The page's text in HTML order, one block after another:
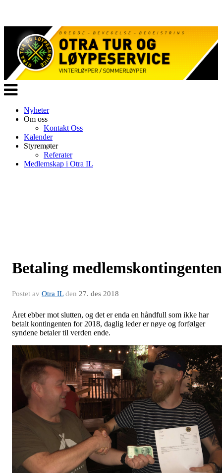
Veksle
navigasjon
Nyheter
Om oss
Kontakt Oss
Kalender
Styremøter
Referater
Medlemskap i Otra IL
Betaling medlemskontingenten
Postet av Otra ILden 27. des 2018
Året ebber mot slutten, og det er enda en håndfull som ikke har
betalt kontingenten for 2018, daglig leder er nøye og forfølger
syndene betaler til verden ende.